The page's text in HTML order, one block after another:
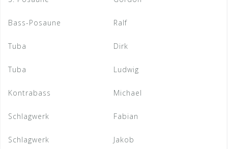
Bass-Posaune
Tuba
Tuba
Kontrabass
Schlagwerk
Schlagwerk
Ralf
Dirk
Ludwig
Michael
Fabian
Jakob